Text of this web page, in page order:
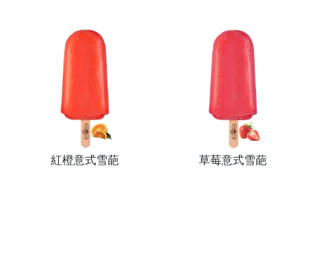
紅橙意式雪葩 草莓意式雪葩